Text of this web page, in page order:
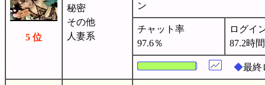
5 位
秘密
その他
人妻系
ン
チャット率
97.6％
ログイ
87.2時間
◆最終